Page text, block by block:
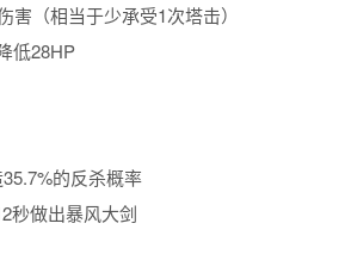
（相当于少承受1次塔击）
低28HP
的反杀概率
秒做出暴风大剑